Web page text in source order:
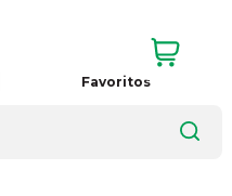
Favoritos